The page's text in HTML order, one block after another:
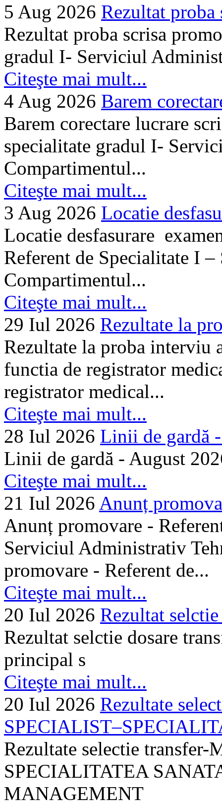
5 Aug 2026 Rezultat proba
Rezultat proba scrisa
gradul I- Serviciul
Citeşte mai mult...
4 Aug 2026 Barem
Barem corectare lucrare
specialitate gradul I-
Compartimentul...
Citeşte mai mult...
3 Aug 2026 Locatie
Locatie desfasurare
Referent de Specialitate I
Compartimentul...
Citeşte mai mult...
29 Iul 2026 Rezultate la
Rezultate la proba interviu
functia de registrator
registrator medical...
Citeşte mai mult...
28 Iul 2026 Linii de gardă
Linii de gardă - August
Citeşte mai mult...
21 Iul 2026 Anunț
Anunț promovare -
Serviciul Administrativ
promovare - Referent de...
Citeşte mai mult...
20 Iul 2026 Rezultat
Rezultat selctie dosare
principal s
Citeşte mai mult...
20 Iul 2026 Rezultate
Rezultate selectie
SPECIALITATEA
MANAGEMENT